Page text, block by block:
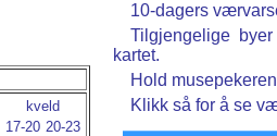
kveld
17-20 20-23
10-dagers
Tilgjengelige
kartet.
Hold
Klikk så for å se